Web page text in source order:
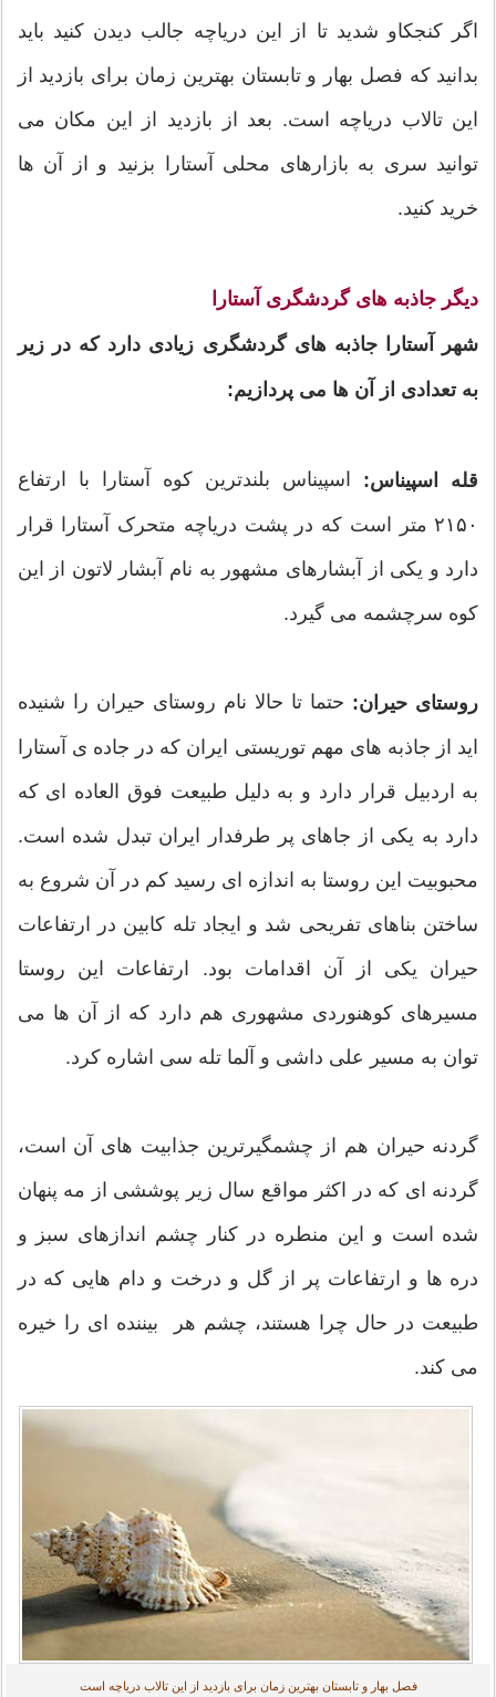
اگر کنجکاو شدید تا از این دریاچه جالب دیدن کنید باید
بدانید که فصل بهار و تابستان بهترین زمان برای بازدید از
این تالاب دریاچه است. بعد از بازدید از این مکان می
توانید سری به بازارهای محلی آستارا بزنید و از آن ها
خرید کنید.
دیگر جاذبه های گردشگری آستارا
شهر آستارا جاذبه های گردشگری زیادی دارد که در زیر
به تعدادی از آن ها می پردازیم:
قله اسپیناس: اسپیناس بلندترین کوه آستارا با ارتفاع
۲۱۵۰ متر است که در پشت دریاچه متحرک آستارا قرار
دارد و یکی از آبشارهای مشهور به نام آبشار لاتون از این
کوه سرچشمه می گیرد.
روستای حیران: حتما تا حالا نام روستای حیران را شنیده
اید از جاذبه های مهم توریستی ایران که در جاده ی آستارا
به اردبیل قرار دارد و به دلیل طبیعت فوق العاده ای که
دارد به یکی از جاهای پر طرفدار ایران تبدل شده است.
محبوبیت این روستا به اندازه ای رسید کم در آن شروع به
ساختن بناهای تفریحی شد و ایجاد تله کابین در ارتفاعات
حیران یکی از آن اقدامات بود. ارتفاعات این روستا
مسیرهای کوهنوردی مشهوری هم دارد که از آن ها می
توان به مسیر علی داشی و آلما تله سی اشاره کرد.
گردنه حیران هم از چشمگیرترین جذابیت های آن است،
گردنه ای که در اکثر مواقع سال زیر پوششی از مه پنهان
شده است و این منطره در کنار چشم اندازهای سبز و
دره ها و ارتفاعات پر از گل و درخت و دام هایی که در
طبیعت در حال چرا هستند، چشم هر بیننده ای را خیره
می کند.
فصل بهار و تابستان بهترین زمان برای بازدید از این تالاب دریاچه است